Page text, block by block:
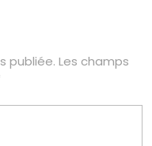
publiée. Les champs